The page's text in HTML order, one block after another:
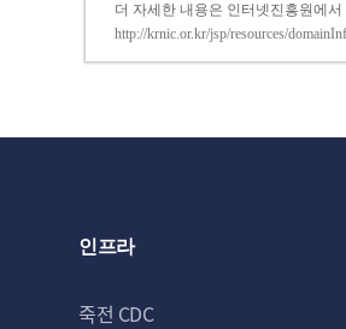
더 자세한 내용은 인터넷진흥원에
http://krnic.or.kr/jsp/resources/
인프라
죽전 CDC